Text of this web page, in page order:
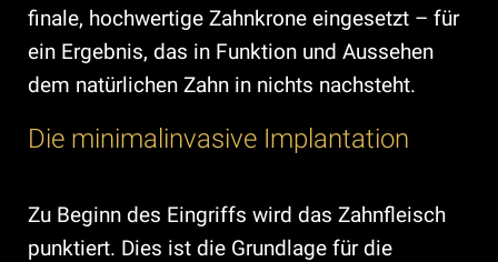
finale, hochwertige Zahnkrone eingesetzt – für
ein Ergebnis, das in Funktion und Aussehen
dem natürlichen Zahn in nichts nachsteht.
Die minimalinvasive Implantation
Zu Beginn des Eingriffs wird das Zahnfleisch
punktiert. Dies ist die Grundlage für die